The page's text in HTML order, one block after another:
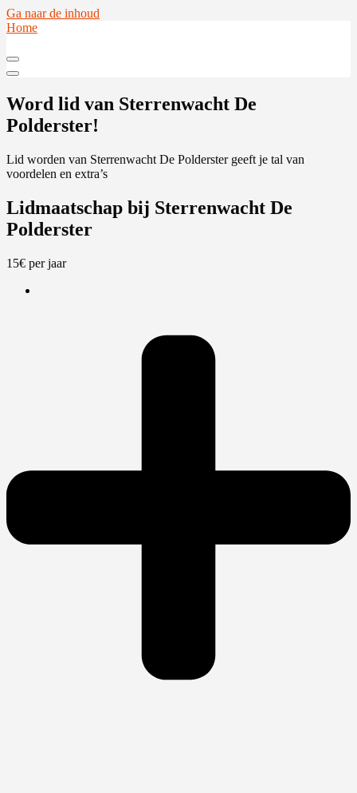
Ga naar de inhoud
Home
Word lid van Sterrenwacht De
Polderster!
Lid worden van Sterrenwacht De Polderster geeft je tal van
voordelen en extra’s
Lidmaatschap bij Sterrenwacht De
Polderster
15€ per jaar